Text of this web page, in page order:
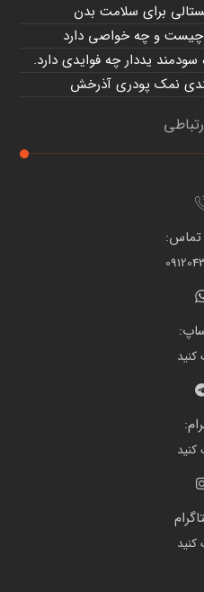
برای سلامت بدن
و چه خواصی دارد
یددار چه فوایدی دارد.
نمک پودری آذرخش
تماس: